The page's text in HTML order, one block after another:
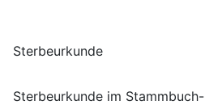
Sterbeurkunde
Sterbeurkunde im Stammbuch-